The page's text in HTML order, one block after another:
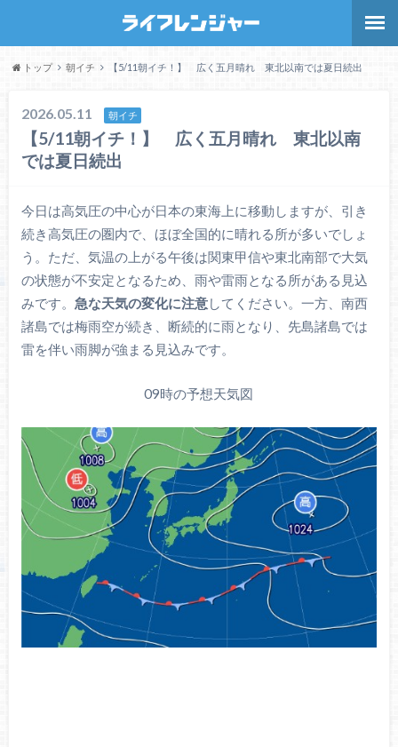
トップ 朝イチ 【5/11朝イチ！】 広く五月晴れ 東北以南では夏日続出
2026.05.11 朝イチ
【5/11朝イチ！】 広く五月晴れ 東北以南
では夏日続出
今日は高気圧の中心が日本の東海上に移動しますが、引き
続き高気圧の圏内で、ほぼ全国的に晴れる所が多いでしょ
う。ただ、気温の上がる午後は関東甲信や東北南部で大気
の状態が不安定となるため、雨や雷雨となる所がある見込
みです。 急な天気の変化に注意してください。一方、南西
諸島では梅雨空が続き、断続的に雨となり、先島諸島では
雷を伴い雨脚が強まる見込みです。
09時の予想天気図